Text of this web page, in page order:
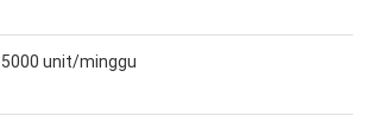
5000 unit/minggu